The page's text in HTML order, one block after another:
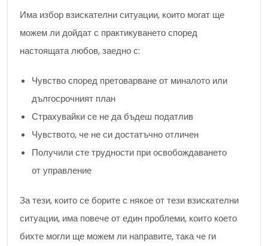
Има избор взискателни ситуации, които могат ще
можем ли дойдат с практикуването според
настоящата любов, заедно с:
Чувство според претоварване от миналото или
дългосрочният план
Страхувайки се не да бъдеш податлив
Чувството, че не си достатъчно отличен
Получили сте трудности при освобождаването
от управление
За тези, които се борите с някое от тези взискателни
ситуации, има повече от един проблеми, които което
бихте могли ще можем ли направите, така че ги